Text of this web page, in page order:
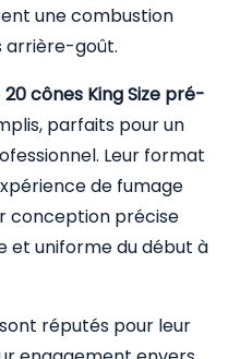
une combustion
arrière-goût.
20cônes King Size pré-
parfaits pour un
Leur format
de fumage
conception précise
et uniforme du début à
sont réputés pour leur